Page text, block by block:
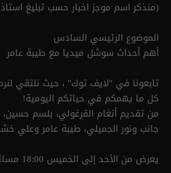
(منذكر اسم موجز اخبار حسب تبليغ
الموضوع الرئيسي السادس
‏أهم أحداث سوشل ميديا مع طيبة عامر‏
تابعونا في "لايف توك" ، حيث نلتقي
كل ما يهمكم في حياتكم اليومية!
من تقديم أنغام القرغولي، بلسم
جانب ونور الجميلي، طيبة عامر وعلي
يعرض من الأحد إلى الخميس 18:00 مساءً